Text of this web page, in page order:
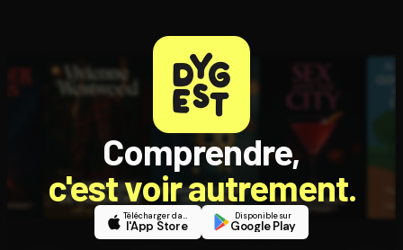
Comprendre,
c'est voir autrement.
Télécharger dans
l'App Store
Disponible sur
Google Play